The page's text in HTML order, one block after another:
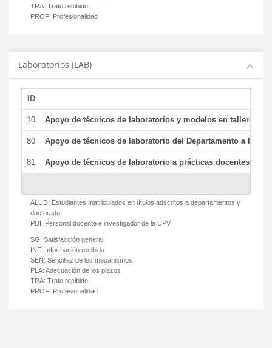
TRA: Trato recibido
PROF: Profesionalidad
Laboratorios (LAB)
ID
10 Apoyo de técnicos de laboratorios y modelos en talleres/
80 Apoyo de técnicos de laboratorio del Departamento a la
81 Apoyo de técnicos de laboratorio a prácticas docentes y
ALUD: Estudiantes matriculados en títulos adscritos a departamentos y
doctorado
PDI: Personal docente e investigador de la UPV
SG: Satisfacción general
INF: Información recibida
SEN: Sencillez de los mecanismos
PLA: Adecuación de los plazos
TRA: Trato recibido
PROF: Profesionalidad